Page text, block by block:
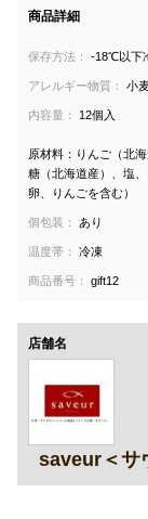
商品詳細
保存方法： -18℃以下
アレルギー物質： 小
内容量： 12個入
原材料：りんご（北
糖（北海道産）、塩
卵、りんごを含む）
個包装： あり
温度帯： 冷凍
商品番号： gift12
店舗名
saveur＜サ